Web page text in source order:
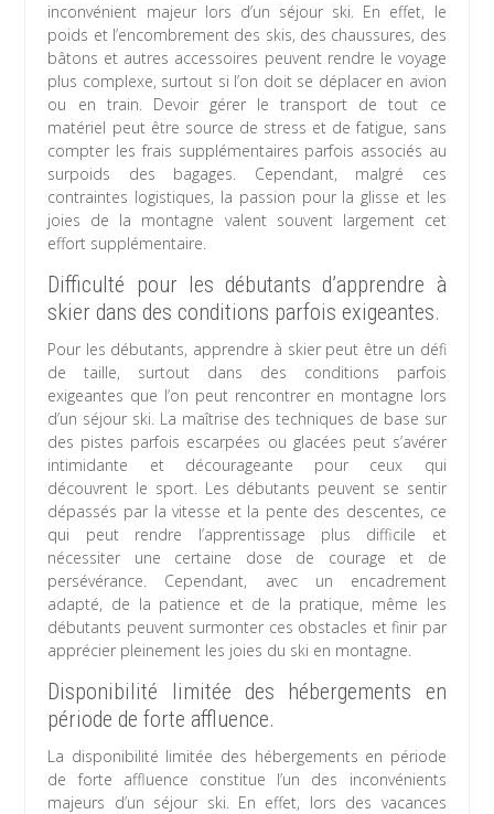
inconvénient majeur lors d’un séjour ski. En effet, le
poids et l’encombrement des skis, des chaussures, des
bâtons et autres accessoires peuvent rendre le voyage
plus complexe, surtout si l’on doit se déplacer en avion
ou en train. Devoir gérer le transport de tout ce
matériel peut être source de stress et de fatigue, sans
compter les frais supplémentaires parfois associés au
surpoids des bagages. Cependant, malgré ces
contraintes logistiques, la passion pour la glisse et les
joies de la montagne valent souvent largement cet
effort supplémentaire.
Difficulté pour les débutants d’apprendre à
skier dans des conditions parfois exigeantes.
Pour les débutants, apprendre à skier peut être un défi
de taille, surtout dans des conditions parfois
exigeantes que l’on peut rencontrer en montagne lors
d’un séjour ski. La maîtrise des techniques de base sur
des pistes parfois escarpées ou glacées peut s’avérer
intimidante et décourageante pour ceux qui
découvrent le sport. Les débutants peuvent se sentir
dépassés par la vitesse et la pente des descentes, ce
qui peut rendre l’apprentissage plus difficile et
nécessiter une certaine dose de courage et de
persévérance. Cependant, avec un encadrement
adapté, de la patience et de la pratique, même les
débutants peuvent surmonter ces obstacles et finir par
apprécier pleinement les joies du ski en montagne.
Disponibilité limitée des hébergements en
période de forte affluence.
La disponibilité limitée des hébergements en période
de forte affluence constitue l’un des inconvénients
majeurs d’un séjour ski. En effet, lors des vacances